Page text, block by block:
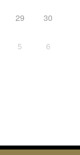
29 30
5 6